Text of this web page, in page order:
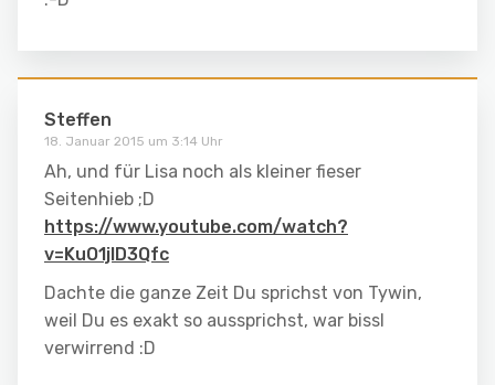
Steffen
18. Januar 2015 um 3:14 Uhr
Ah, und für Lisa noch als kleiner fieser
Seitenhieb ;D
https://www.youtube.com/watch?
v=KuO1jID3Qfc
Dachte die ganze Zeit Du sprichst von Tywin,
weil Du es exakt so aussprichst, war bissl
verwirrend :D